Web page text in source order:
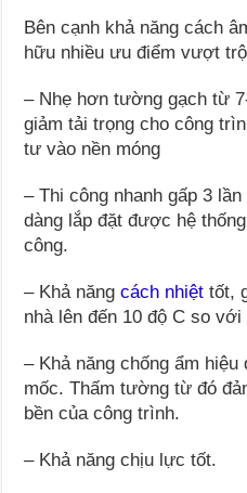
Bên cạnh khả năng cách
hữu nhiều ưu điểm vượt
– Nhẹ hơn tường gạch từ
giảm tải trọng cho công
tư vào nền móng
– Thi công nhanh gấp 3
dàng lắp đặt được hệ
công.
– Khả năngcách nhiệt tốt,
nhà lên đến 10 độ C so
– Khả năng chống ẩm hiệu
mốc. Thấm tường từ đó
bền của công trình.
– Khả năng chịu lực tốt.